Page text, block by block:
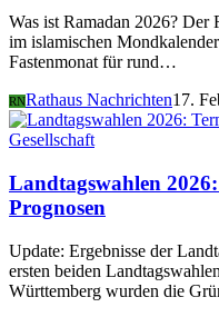
Was ist Ramadan 2026? Der
im islamischen
Fastenmonat für rund…
RNRathaus Nachrichten17.
Gesellschaft
Landtagswahlen
Prognosen
Update: Ergebnisse der
ersten beiden
Württemberg wurden die